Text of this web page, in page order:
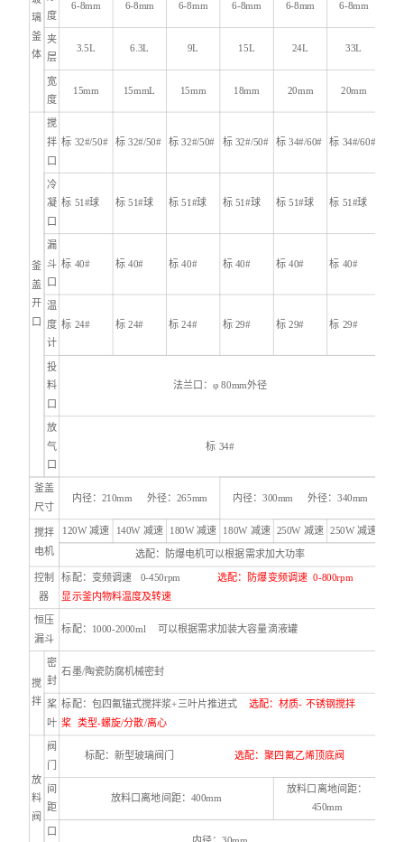
璃
釜
体
度
6-8mm 6-8mm 6-8mm 6-8mm 6-8mm 6-8mm
夹
层
3.5L 6.3L 9L 15L 24L 33L
宽
度
15mm 15mmL 15mm 18mm 20mm 20mm
釜
盖
开
口
搅
拌
口
标 32#/50# 标 32#/50# 标 32#/50# 标 32#/50# 标 34#/60# 标 34#/60#
冷
凝 标 51#球 标 51#球 标 51#球 标 51#球 标 51#球 标 51#球
漏
斗
口
标 40# 标 40# 标 40# 标 40# 标 40# 标 40#
温
度
计
标 24# 标 24# 标 24# 标 29# 标 29# 标 29#
投
料
法兰口：φ 80mm外径
放
气
口
标 34#
釜盖
尺寸
内径：210mm 外径：265mm 内径：300mm 外径：340mm
搅拌
电机
120W 减速 140W 减速 180W 减速 180W 减速 250W 减速 250W 减速
选配：防爆电机可以根据需求加大功率
控制
器
标配：变频调速 0-450rpm选配：防爆变频调速 0-800rpm
显示釜内物料温度及转速
恒压
漏斗
标配：1000-2000ml 可以根据需求加装大容量滴液罐
搅
拌
密
封
石墨/陶瓷防腐机械密封
桨
叶
标配：包四氟锚式搅拌浆+三叶片推进式 选配：材质- 不锈钢搅拌
桨 类型-螺旋/分散/离心
放
料
阀
阀
标配：新型玻璃阀门 选配：聚四氟乙烯顶底阀
间
距
放料口离地间距：400mm
放料口离地间距：
450mm
口